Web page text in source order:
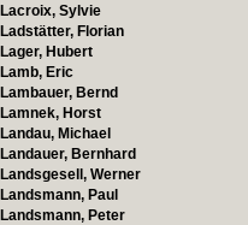
Lacroix, Sylvie
Ladstätter, Florian
Lager, Hubert
Lamb, Eric
Lambauer, Bernd
Lamnek, Horst
Landau, Michael
Landauer, Bernhard
Landsgesell, Werner
Landsmann, Paul
Landsmann, Peter